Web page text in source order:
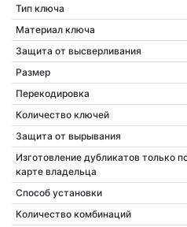
Тип ключа
Материал ключа
Защита от высверливания
Размер
Перекодировка
Количество ключей
Защита от вырывания
Изготовление дубликатов только
карте владельца
Способ установки
Количество комбинаций